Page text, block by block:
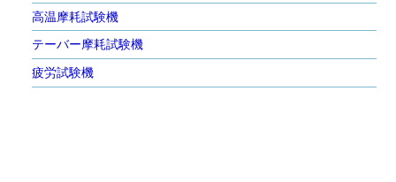
高温摩耗試験機
テーバー摩耗試験機
疲労試験機